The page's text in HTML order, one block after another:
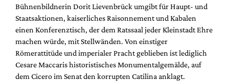
Bühnenbildnerin Dorit Lievenbrück umgibt für Haupt- und
Staatsaktionen, kaiserliches Raisonnement und Kabalen
einen Konferenztisch, der dem Ratssaal jeder Kleinstadt Ehre
machen würde, mit Stellwänden. Von einstiger
Römerattitüde und imperialer Pracht geblieben ist lediglich
Cesare Maccaris historistisches Monumentalgemälde, auf
dem Cicero im Senat den korrupten Catilina anklagt.